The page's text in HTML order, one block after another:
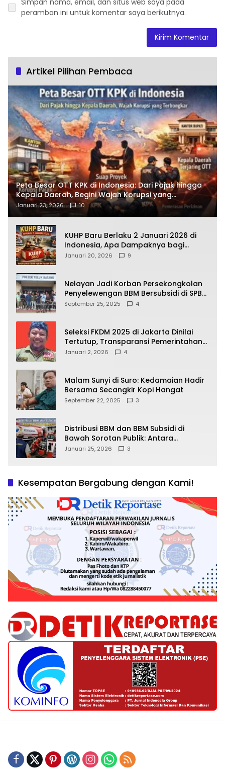
peramban ini untuk komentar saya berikutnya.
Artikel Pilihan Pembaca
Peta Besar OTT KPK di Indonesia: Dari Pajak hingga
Kepala Daerah, Begini Wajah Korupsi yang
Terbongkar
Januari 23, 2026 10
KUHP Baru Berlaku 2 Januari 2026 di
Indonesia, Apa Dampaknya bagi
Kehidupan Warga? Ini Aturan Kunci
Januari 20, 2026 9
Nelayan Jadi Korban Persekongkolan
Penyelewengan BBM Bersubsidi di SPBU
64.78809 Teluk Batang
September 25, 2025 4
Seleksi FKDM 2025 di Jakarta Dinilai
Tertutup, Transparansi Pemerintahan
Pramono–Rano Dipertanyakan
Januari 2, 2026 4
Malam Sunyi di Suro: Kedamaian Hadir
Bersama Secangkir Kopi Hangat
September 22, 2025 3
Distribusi BBM dan BBM Subsidi di
Bawah Sorotan Publik: Antara
Kepentingan Negara, Hak Konsumen,
Januari 25, 2026 3
Kesempatan Bergabung dengan Kami!